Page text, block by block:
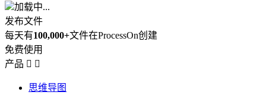
加载中...
发布文件
每天有100,000+文件在ProcessOn创建
免费使用
产品  
思维导图